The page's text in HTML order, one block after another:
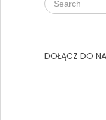
DOŁĄCZ DO